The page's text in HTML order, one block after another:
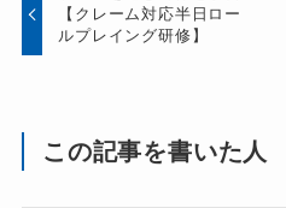
【クレーム対応半日ロー
ルプレイング研修】
この記事を書いた人